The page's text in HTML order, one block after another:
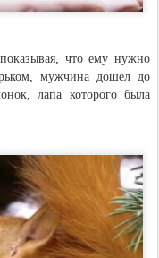
что ему нужно
мужчина дошел до
лапа которого была